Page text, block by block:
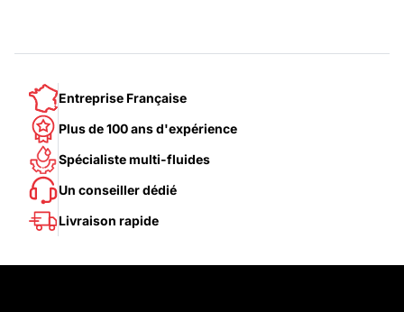
Entreprise Française
Plus de 100 ans d'expérience
Spécialiste multi-fluides
Un conseiller dédié
Livraison rapide